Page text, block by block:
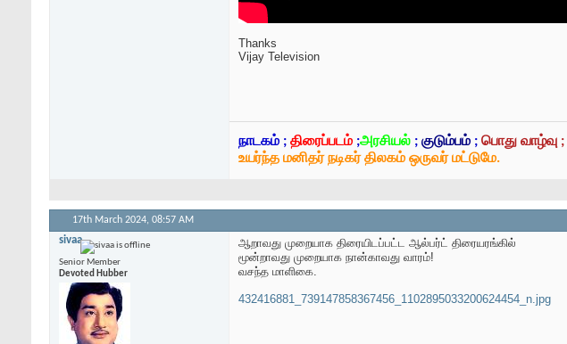
Thanks
Vijay Television
நாடகம் ; திரைப்படம் ;அரசியல் ; குடும்பம் ; பொது வாழ்வு ;
உயர்ந்த மனிதர் நடிகர் திலகம் ஒருவர் மட்டுமே.
17th March 2024, 08:57 AM
sivaa
Senior Member
Devoted Hubber
ஆறாவது முறையாக திரையிடப்பட்ட ஆல்பர்ட் திரையரங்கில்
மூன்றாவது முறையாக நான்காவது வாரம்!
வசந்த மாளிகை.
432416881_739147858367456_1102895033200624454_n.jpg